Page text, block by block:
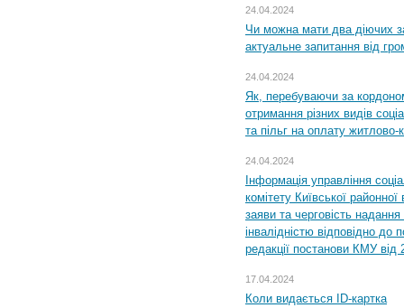
24.04.2024
Чи можна мати два діючих
актуальне запитання від
24.04.2024
Як, перебуваючи за
отримання різних видів
та пільг на оплату
24.04.2024
Інформація управління
комітету Київської
заяви та черговість надання
інвалідністю відповідно
редакції постанови КМУ
17.04.2024
Коли видається ID-картка